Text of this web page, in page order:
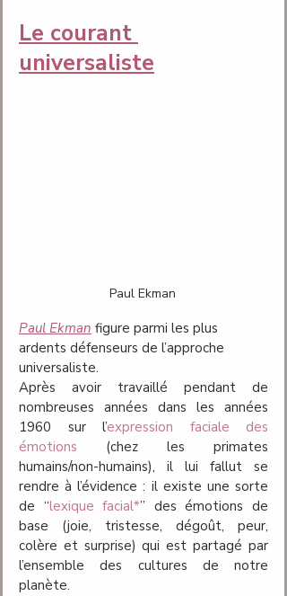
Le courant
universaliste
Paul Ekman
Paul Ekman figure parmi les plus
ardents défenseurs de l’approche
universaliste.
Après avoir travaillé pendant de
nombreuses années dans les années
1960 sur l’expression faciale des
émotions (chez les primates
humains/non-humains), il lui fallut se
rendre à l’évidence : il existe une sorte
de “lexique facial*” des émotions de
base (joie, tristesse, dégoût, peur,
colère et surprise) qui est partagé par
l’ensemble des cultures de notre
planète.